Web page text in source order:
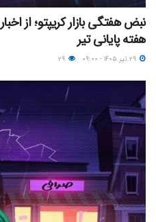
نبض هفتگی بازار کریپتو؛ از
هفته پایانی تیر